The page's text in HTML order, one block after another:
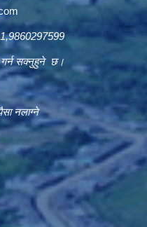
सक्नुहुने छ।
नलाग्ने